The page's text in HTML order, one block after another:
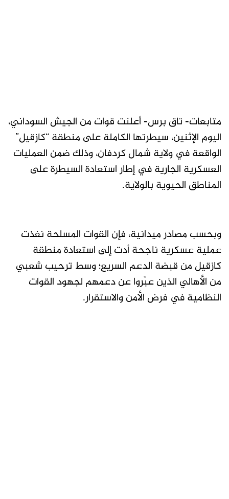
متابعات- تاق برس- أعلنت قوات من الجيش السوداني،
اليوم الإثنين، سيطرتها الكاملة على منطقة “كازقيل”
الواقعة في ولاية شمال كردفان، وذلك ضمن العمليات
العسكرية الجارية في إطار استعادة السيطرة على
المناطق الحيوية بالولاية.
وبحسب مصادر ميدانية، فإن القوات المسلحة نفذت
عملية عسكرية ناجحة أدت إلى استعادة منطقة
كازقيل من قبضة الدعم السريع؛ وسط ترحيب شعبي
من الأهالي الذين عبّروا عن دعمهم لجهود القوات
النظامية في فرض الأمن والاستقرار.